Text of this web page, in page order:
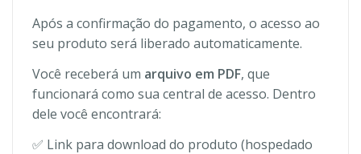
Após a confirmação do pagamento, o acesso ao
seu produto será liberado automaticamente.
Você receberá um arquivo em PDF, que
funcionará como sua central de acesso. Dentro
dele você encontrará:
✅ Link para download do produto (hospedado